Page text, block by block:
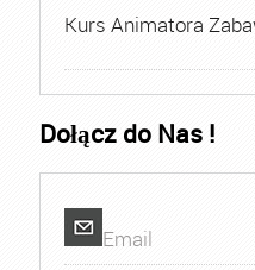
Kurs Animatora
Dołącz do Nas !
Email